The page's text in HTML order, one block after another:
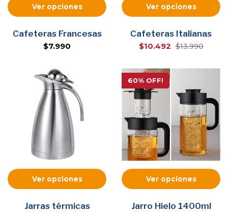
Ver opciones
Cafeteras Francesas
$7.990
Ver opciones
Cafeteras Italianas
$10.492 $13.990
Ver opciones
Jarras térmicas
Ver opciones
60% OFF!
Jarro Hielo 1400ml